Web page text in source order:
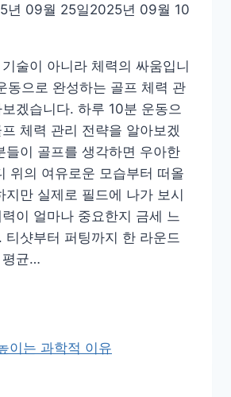
년 09월 25일2025년 09월 10
술이 아니라 체력의 싸움입니
동으로 완성하는 골프 체력 관
겠습니다. 하루 10분 운동으
체력 관리 전략을 알아보겠
들이 골프를 생각하면 우아한
위의 여유로운 모습부터 떠올
지만 실제로 필드에 나가 보시
이 얼마나 중요한지 금세 느
티샷부터 퍼팅까지 한 라운드
평균…